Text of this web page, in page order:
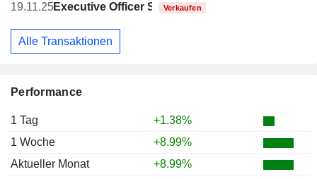
Performance
1 Tag
+1.38%
1 Woche
+8.99%
Aktueller Monat
+8.99%
19.11.25Executive Officer SwissVerkaufen
Alle Transaktionen